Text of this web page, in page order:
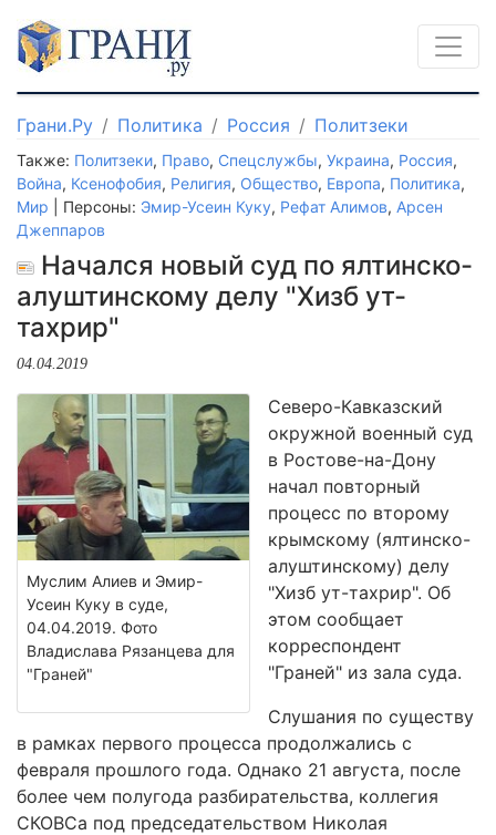
Грани.Ру Политика Россия Политзеки
Также: Политзеки, Право, Спецслужбы, Украина, Россия,
Война, Ксенофобия, Религия, Общество, Европа, Политика,
Мир | Персоны: Эмир-Усеин Куку, Рефат Алимов, Арсен
Джеппаров
Начался новый суд по ялтинско-
алуштинскому делу "Хизб ут-
тахрир"
04.04.2019
Муслим Алиев и Эмир-
Усеин Куку в суде,
04.04.2019. Фото
Владислава Рязанцева для
"Граней"
Северо-Кавказский
окружной военный суд
в Ростове-на-Дону
начал повторный
процесс по второму
крымскому (ялтинско-
алуштинскому) делу
"Хизб ут-тахрир". Об
этом сообщает
корреспондент
"Граней" из зала суда.
Слушания по существу
в рамках первого процесса продолжались с
февраля прошлого года. Однако 21 августа, после
более чем полугода разбирательства, коллегия
СКОВСа под председательством Николая